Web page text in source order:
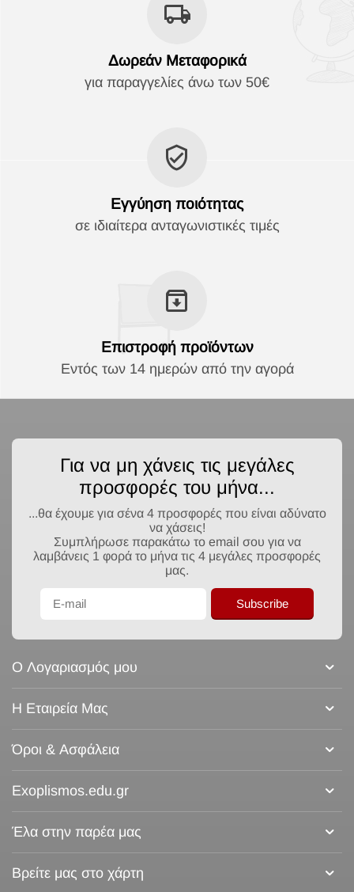
Δωρεάν Μεταφορικά
για παραγγελίες άνω των 50€
Εγγύηση ποιότητας
σε ιδιαίτερα ανταγωνιστικές τιμές
Επιστροφή προϊόντων
Εντός των 14 ημερών από την αγορά
Για να μη χάνεις τις μεγάλες
προσφορές του μήνα...
...θα έχουμε για σένα 4 προσφορές που είναι αδύνατο
να χάσεις!
Συμπλήρωσε παρακάτω το email σου για να
λαμβάνεις 1 φορά το μήνα τις 4 μεγάλες προσφορές
μας.
Subscribe
Ο Λογαριασμός μου
Η Εταιρεία Μας
Όροι & Ασφάλεια
Exoplismos.edu.gr
Έλα στην παρέα μας
Βρείτε μας στο χάρτη